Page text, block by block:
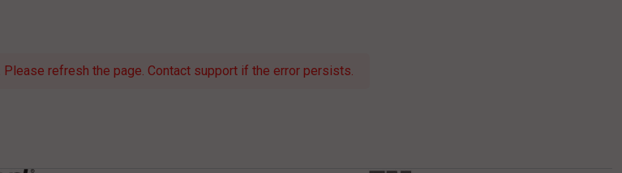
refresh the page. Contact support if the error persists.